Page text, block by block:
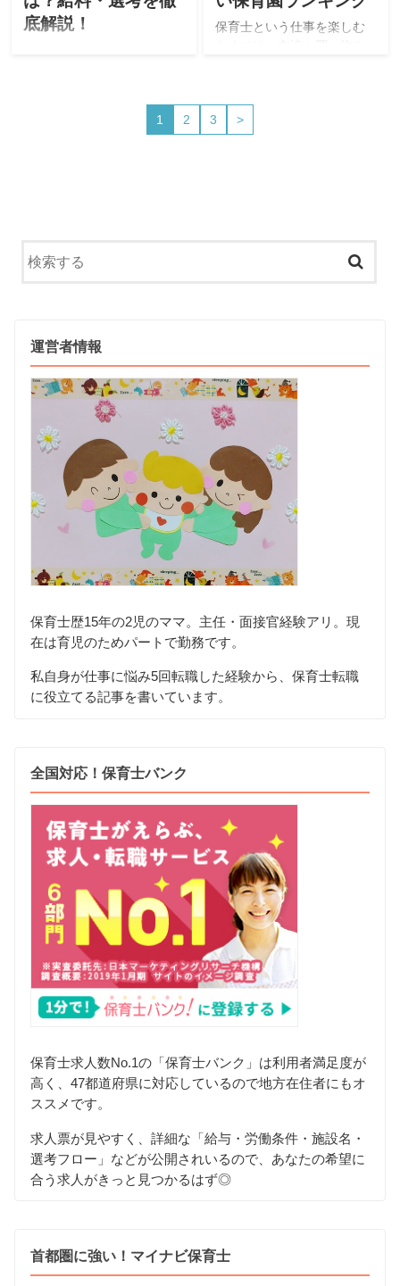
底解説！
神奈川・鳥取・沖縄に保育
所を展開する「社会福祉法
保育士という仕事を楽しむ
休みの日を利用してリフレ
ッシュするのも大切なこ
と。しかし、「休みが少な
1 2 3 >
運営者情報
保育士歴15年の2児のママ。主任・面接官経験アリ。現
在は育児のためパートで勤務です。
私自身が仕事に悩み5回転職した経験から、保育士転職
に役立てる記事を書いています。
全国対応！保育士バンク
保育士求人数No.1の「保育士バンク」は利用者満足度が
高く、47都道府県に対応しているので地方在住者にもオ
ススメです。
求人票が見やすく、詳細な「給与・労働条件・施設名・
選考フロー」などが公開されいるので、あなたの希望に
合う求人がきっと見つかるはず◎
首都圏に強い！マイナビ保育士